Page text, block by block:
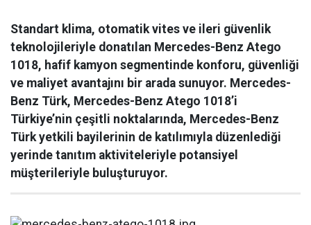
Standart klima, otomatik vites ve ileri güvenlik
teknolojileriyle donatılan Mercedes-Benz Atego
1018, hafif kamyon segmentinde konforu, güvenliği
ve maliyet avantajını bir arada sunuyor. Mercedes-
Benz Türk, Mercedes-Benz Atego 1018’i
Türkiye’nin çeşitli noktalarında, Mercedes-Benz
Türk yetkili bayilerinin de katılımıyla düzenlediği
yerinde tanıtım aktiviteleriyle potansiyel
müşterileriyle buluşturuyor.